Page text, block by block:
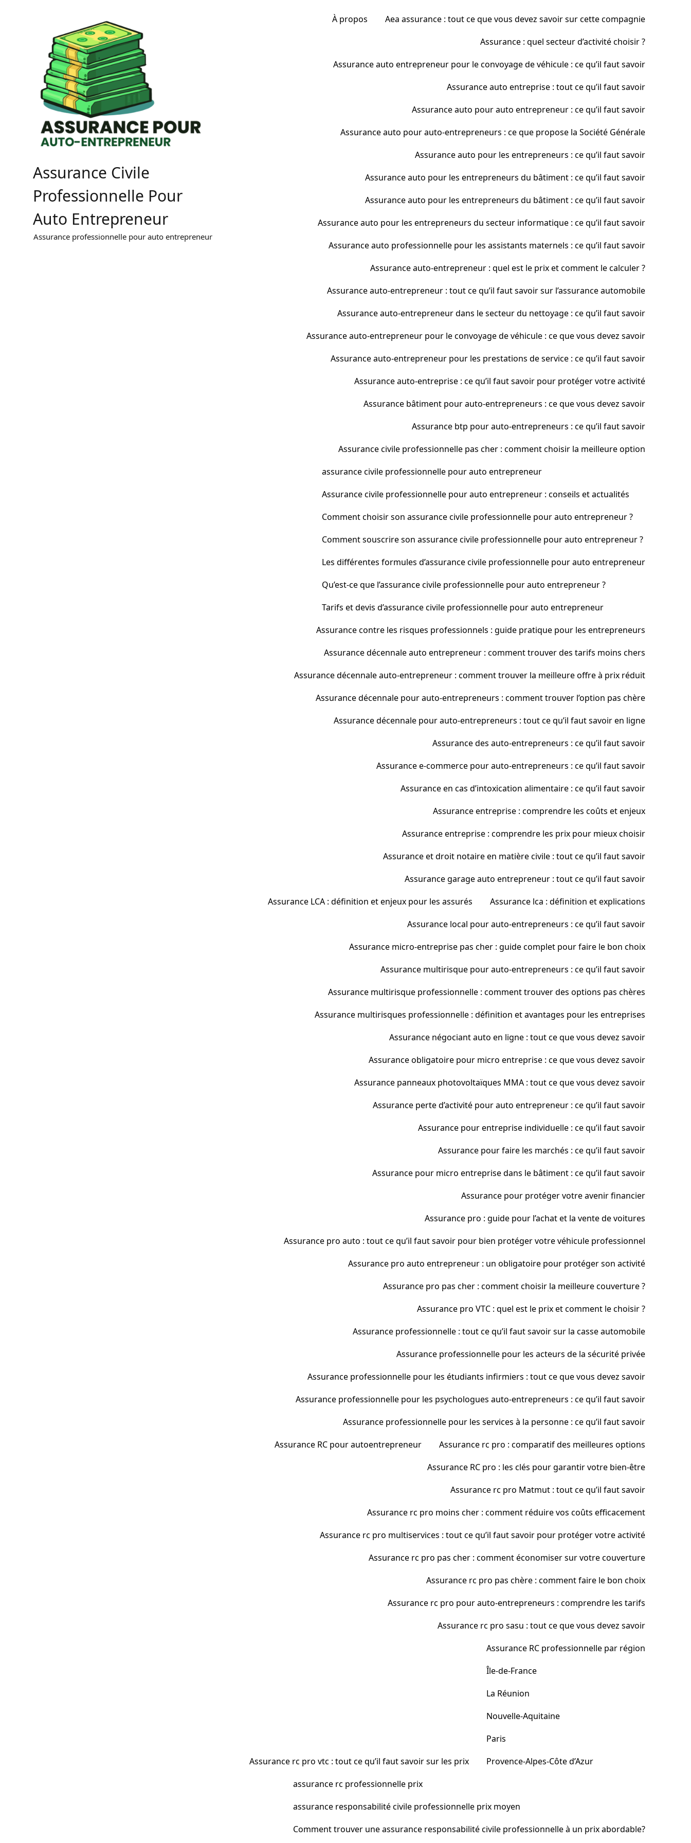
Assurance Civile
Professionnelle Pour
Auto Entrepreneur
Assurance professionnelle pour auto entrepreneur
À propos
Aea assurance : tout ce que vous devez savoir sur cette compagnie
Assurance : quel secteur d’activité choisir ?
Assurance auto entrepreneur pour le convoyage de véhicule : ce qu’il faut savoir
Assurance auto entreprise : tout ce qu’il faut savoir
Assurance auto pour auto entrepreneur : ce qu’il faut savoir
Assurance auto pour auto-entrepreneurs : ce que propose la Société Générale
Assurance auto pour les entrepreneurs : ce qu’il faut savoir
Assurance auto pour les entrepreneurs du bâtiment : ce qu’il faut savoir
Assurance auto pour les entrepreneurs du bâtiment : ce qu’il faut savoir
Assurance auto pour les entrepreneurs du secteur informatique : ce qu’il faut savoir
Assurance auto professionnelle pour les assistants maternels : ce qu’il faut savoir
Assurance auto-entrepreneur : quel est le prix et comment le calculer ?
Assurance auto-entrepreneur : tout ce qu’il faut savoir sur l’assurance automobile
Assurance auto-entrepreneur dans le secteur du nettoyage : ce qu’il faut savoir
Assurance auto-entrepreneur pour le convoyage de véhicule : ce que vous devez savoir
Assurance auto-entrepreneur pour les prestations de service : ce qu’il faut savoir
Assurance auto-entreprise : ce qu’il faut savoir pour protéger votre activité
Assurance bâtiment pour auto-entrepreneurs : ce que vous devez savoir
Assurance btp pour auto-entrepreneurs : ce qu’il faut savoir
Assurance civile professionnelle pas cher : comment choisir la meilleure option
assurance civile professionnelle pour auto entrepreneur
Assurance civile professionnelle pour auto entrepreneur : conseils et actualités
Comment choisir son assurance civile professionnelle pour auto entrepreneur ?
Comment souscrire son assurance civile professionnelle pour auto entrepreneur ?
Les différentes formules d’assurance civile professionnelle pour auto entrepreneur
Qu’est-ce que l’assurance civile professionnelle pour auto entrepreneur ?
Tarifs et devis d’assurance civile professionnelle pour auto entrepreneur
Assurance contre les risques professionnels : guide pratique pour les entrepreneurs
Assurance décennale auto entrepreneur : comment trouver des tarifs moins chers
Assurance décennale auto-entrepreneur : comment trouver la meilleure offre à prix réduit
Assurance décennale pour auto-entrepreneurs : comment trouver l’option pas chère
Assurance décennale pour auto-entrepreneurs : tout ce qu’il faut savoir en ligne
Assurance des auto-entrepreneurs : ce qu’il faut savoir
Assurance e-commerce pour auto-entrepreneurs : ce qu’il faut savoir
Assurance en cas d’intoxication alimentaire : ce qu’il faut savoir
Assurance entreprise : comprendre les coûts et enjeux
Assurance entreprise : comprendre les prix pour mieux choisir
Assurance et droit notaire en matière civile : tout ce qu’il faut savoir
Assurance garage auto entrepreneur : tout ce qu’il faut savoir
Assurance LCA : définition et enjeux pour les assurés
Assurance lca : définition et explications
Assurance local pour auto-entrepreneurs : ce qu’il faut savoir
Assurance micro-entreprise pas cher : guide complet pour faire le bon choix
Assurance multirisque pour auto-entrepreneurs : ce qu’il faut savoir
Assurance multirisque professionnelle : comment trouver des options pas chères
Assurance multirisques professionnelle : définition et avantages pour les entreprises
Assurance négociant auto en ligne : tout ce que vous devez savoir
Assurance obligatoire pour micro entreprise : ce que vous devez savoir
Assurance panneaux photovoltaïques MMA : tout ce que vous devez savoir
Assurance perte d’activité pour auto entrepreneur : ce qu’il faut savoir
Assurance pour entreprise individuelle : ce qu’il faut savoir
Assurance pour faire les marchés : ce qu’il faut savoir
Assurance pour micro entreprise dans le bâtiment : ce qu’il faut savoir
Assurance pour protéger votre avenir financier
Assurance pro : guide pour l’achat et la vente de voitures
Assurance pro auto : tout ce qu’il faut savoir pour bien protéger votre véhicule professionnel
Assurance pro auto entrepreneur : un obligatoire pour protéger son activité
Assurance pro pas cher : comment choisir la meilleure couverture ?
Assurance pro VTC : quel est le prix et comment le choisir ?
Assurance professionnelle : tout ce qu’il faut savoir sur la casse automobile
Assurance professionnelle pour les acteurs de la sécurité privée
Assurance professionnelle pour les étudiants infirmiers : tout ce que vous devez savoir
Assurance professionnelle pour les psychologues auto-entrepreneurs : ce qu’il faut savoir
Assurance professionnelle pour les services à la personne : ce qu’il faut savoir
Assurance RC pour autoentrepreneur
Assurance rc pro : comparatif des meilleures options
Assurance RC pro : les clés pour garantir votre bien-être
Assurance rc pro Matmut : tout ce qu’il faut savoir
Assurance rc pro moins cher : comment réduire vos coûts efficacement
Assurance rc pro multiservices : tout ce qu’il faut savoir pour protéger votre activité
Assurance rc pro pas cher : comment économiser sur votre couverture
Assurance rc pro pas chère : comment faire le bon choix
Assurance rc pro pour auto-entrepreneurs : comprendre les tarifs
Assurance rc pro sasu : tout ce que vous devez savoir
Assurance rc pro vtc : tout ce qu’il faut savoir sur les prix
Assurance RC professionnelle par région
Île-de-France
La Réunion
Nouvelle-Aquitaine
Paris
Provence-Alpes-Côte d’Azur
assurance rc professionnelle prix
assurance responsabilité civile professionnelle prix moyen
Comment trouver une assurance responsabilité civile professionnelle à un prix abordable?